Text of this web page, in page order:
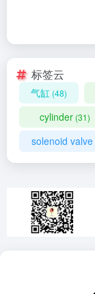
标签云
气缸 (48)
cylinder (31)
solenoid valve